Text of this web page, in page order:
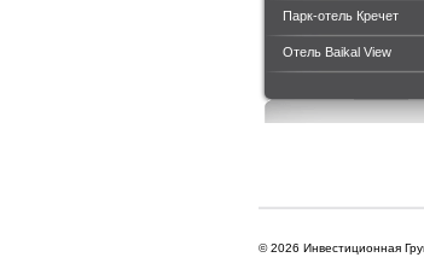
Парк-отель Кречет
Отель Baikal View
© 2026 Инвестиционная